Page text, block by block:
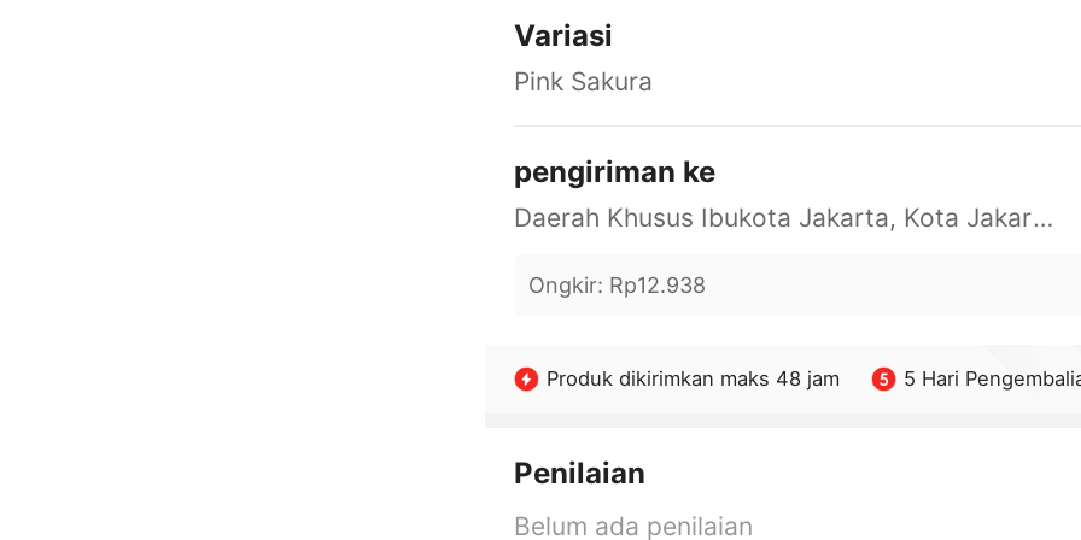
Variasi
Pink Sakura
pengiriman ke
Daerah Khusus Ibukota Jakarta, Kota Jakarta Barat, Cengkareng, yy
Ongkir: Rp12.938
Produk dikirimkan maks 48 jam 5 Hari
Penilaian
Belum ada penilaian